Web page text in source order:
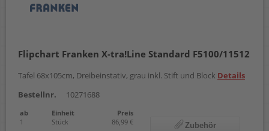
Flipchart Franken X-tra!Line Standard F5100/11512
Tafel 68x105cm, Dreibeinstativ, grau inkl. Stift und Block Details
Bestellnr.
10271688
ab Einheit
Preis
1
Stück 86,99 € Zubehör